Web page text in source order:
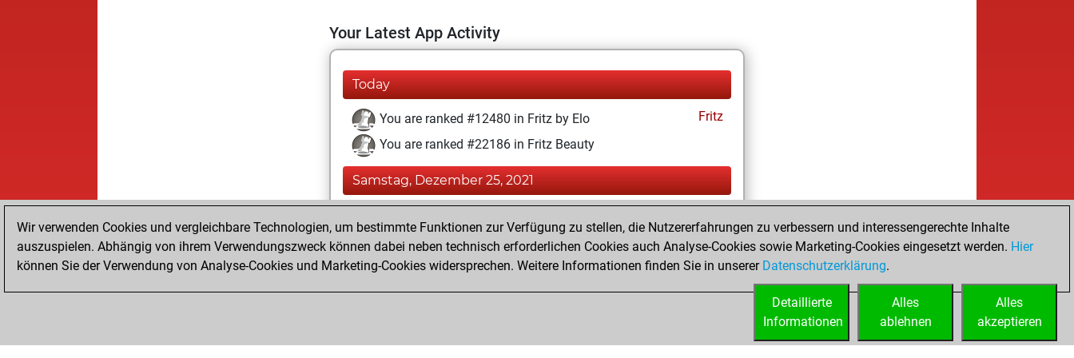
Your Latest App Activity
Today
You are ranked #12480 in Fritz by Elo
Fritz
You are ranked #22186 in Fritz Beauty
Samstag, Dezember 25, 2021
You achieved a new Elo of 1591
You created your Fritz account
Wir verwenden Cookies und vergleichbare Technologien, um bestimmte Funktionen zur Verfügung zu stellen, die Nutzererfahrungen zu verbessern und interessengerechte Inhalte
auszuspielen. Abhängig von ihrem Verwendungszweck können dabei neben technisch erforderlichen Cookies auch Analyse-Cookies sowie Marketing-Cookies eingesetzt werden. Hier
können Sie der Verwendung von Analyse-Cookies und Marketing-Cookies widersprechen. Weitere Informationen finden Sie in unserer Datenschutzerklärung.
Alles
akzeptieren
Alles
ablehnen
Detaillierte
Informationen